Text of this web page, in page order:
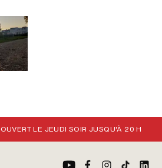
OUVERT LE JEUDI SOIR JUSQU'À 20 H